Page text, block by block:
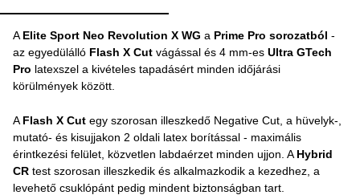
A Elite Sport Neo Revolution X WG a Prime Pro sorozatból -
az egyedülálló Flash X Cut vágással és 4 mm-es Ultra GTech
Pro latexszel a kivételes tapadásért minden időjárási
körülmények között.
A Flash X Cut egy szorosan illeszkedő Negative Cut, a hüvelyk-,
mutató- és kisujjakon 2 oldali latex borítással - maximális
érintkezési felület, közvetlen labdaérzet minden ujjon. A Hybrid
CR test szorosan illeszkedik és alkalmazkodik a kezedhez, a
levehető csuklópánt pedig mindent biztonságban tart.